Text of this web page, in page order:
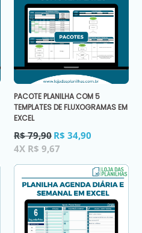
PACOTE PLANILHA COM 5
TEMPLATES DE FLUXOGRAMAS EM
EXCEL
Preço
normal
R$ 79,90 R$ 34,90
4X R$ 9,67